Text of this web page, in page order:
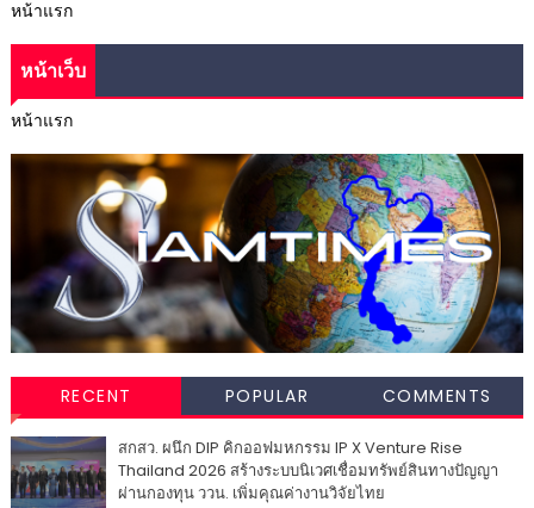
หน้าแรก
หน้าเว็บ
หน้าแรก
RECENT POPULAR COMMENTS
สกสว. ผนึก DIP คิกออฟมหกรรม IP X Venture Rise
Thailand 2026 สร้างระบบนิเวศเชื่อมทรัพย์สินทางปัญญา
ผ่านกองทุน ววน. เพิ่มคุณค่างานวิจัยไทย